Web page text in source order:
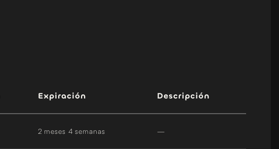
Expiración Descripción
2 meses 4 semanas —